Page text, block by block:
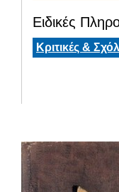
Ειδικές
Κριτικές &